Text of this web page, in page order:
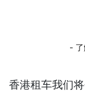
-
香港租车我们